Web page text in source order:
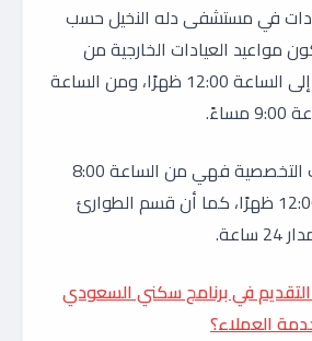
في مستشفى دله النخيل حسب
مواعيد العيادات الخارجية من
الساعة 8:30 صباحًا إلى الساعة 12:00 ظهرًا، ومن الساعة
أما مواعيد العيادات التخصصية فهي من الساعة 8:00
صباحًا إلى الساعة 12:00 ظهرًا، كما أن قسم الطوارئ
في برنامج سكني السعودي
العملاء؟